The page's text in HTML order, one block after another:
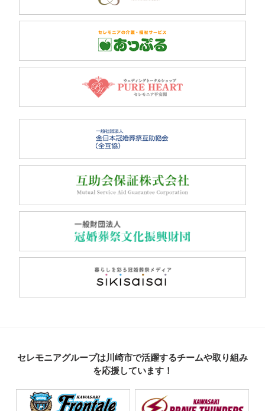
セレモニアグループは川崎市で活躍するチームや取り組み
を応援しています！